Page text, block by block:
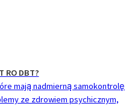
RO DBT?
mają nadmierną samokontrolę
ze zdrowiem psychicznym,